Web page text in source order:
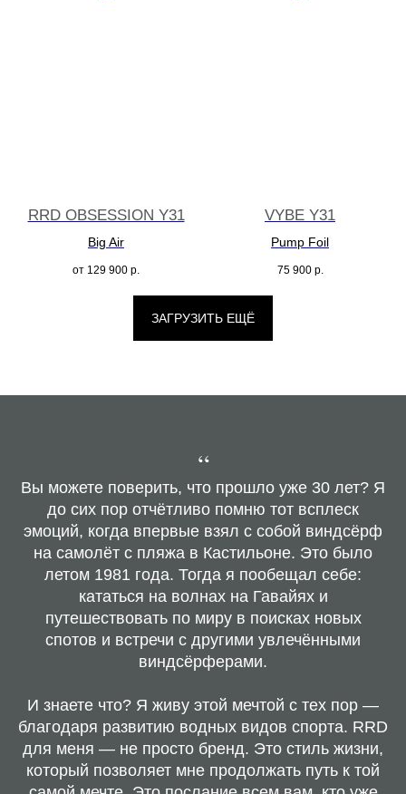
RRD OBSESSION Y31
Big Air
от 129 900 р.
VYBE Y31
Pump Foil
75 900 р.
ЗАГРУЗИТЬ ЕЩЁ
“
Вы можете поверить, что прошло уже 30 лет? Я
до сих пор отчётливо помню тот всплеск
эмоций, когда впервые взял с собой виндсёрф
на самолёт с пляжа в Кастильоне. Это было
летом 1981 года. Тогда я пообещал себе:
кататься на волнах на Гавайях и
путешествовать по миру в поисках новых
спотов и встречи с другими увлечёнными
виндсёрферами.
И знаете что? Я живу этой мечтой с тех пор —
благодаря развитию водных видов спорта. RRD
для меня — не просто бренд. Это стиль жизни,
который позволяет мне продолжать путь к той